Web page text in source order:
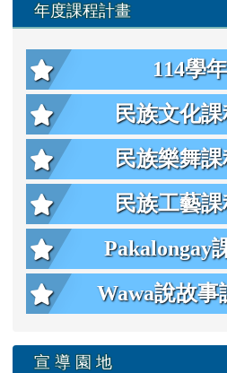
年度課程計畫
114學
民族文化
民族樂舞
民族工藝
Pakalongay
Wawa說故事
宣 導 園 地